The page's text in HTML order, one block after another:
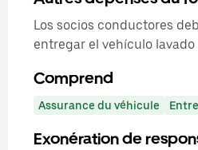
Los socios conductores
entregar el vehículo
Comprend
Assurance du véhicule
Exonération de